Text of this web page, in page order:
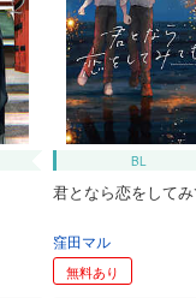
BL
君となら恋をして
窪田マル
無料あり